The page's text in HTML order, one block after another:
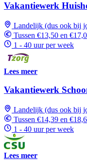
Vakantiewerk
Landelijk (dus ook bij
Tussen €13,50 en
1 - 40 uur per week
Lees meer
Vakantiewerk
Landelijk (dus ook bij
Tussen €14,39 en
1 - 40 uur per week
Lees meer